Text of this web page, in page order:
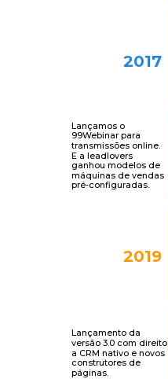
Lançamos o
99Webinar para
transmissões online.
E a leadlovers
ganhou modelos de
máquinas de vendas
pré-configuradas.
Lançamento da
versão 3.0 com direito
a CRM nativo e novos
construtores de
páginas.
2017
2019